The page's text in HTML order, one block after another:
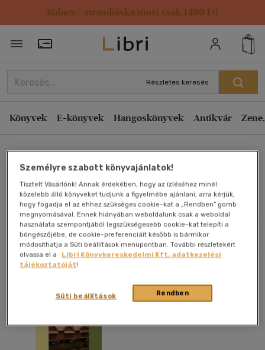
Kulacs / strandtáska most csak 1499 Ft!
Törzsvásárlói Kártya adatai
Részletes keresés
Könyvek E-könyvek Hangoskönyvek Antikvár
Művei
Szűrés Rendezés
Rendezés
Kiadás éve szerint csökkenő
Ár szerint csökkenő
Eladott darabszám szerint csökkenő
Eladott darabszám szerint növekvő
Cím szerint A-Z
Szerző szerint A-Z
Megjelenítés
20 db / oldal
Alkalmaz
Személyre szabott könyvajánlatok!
Tisztelt Vásárlónk! Annak érdekében, hogy az ízléséhez minél
közelebb álló könyveket tudjunk a figyelmébe ajánlani, arra kérjük,
hogy fogadja el az ehhez szükséges cookie-kat a „Rendben” gomb
megnyomásával. Ennek hiányában weboldalunk csak a weboldal
használata szempontjából legszükségesebb cookie-kat telepíti a
böngészőjébe, de cookie-preferenciáit később is bármikor
módosíthatja a Süti beállítások menüpontban. További részletekért
olvassa el a
Libri Könyvkereskedelmi Kft. adatkezelési
tájékoztatóját!
Rendben
Süti beállítások